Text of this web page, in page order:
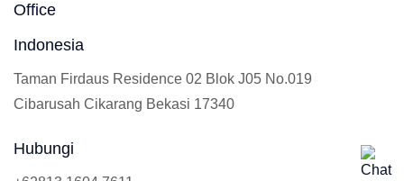
Office
Indonesia
Taman Firdaus Residence 02 Blok J05 No.019
Cibarusah Cikarang Bekasi 17340
Hubungi